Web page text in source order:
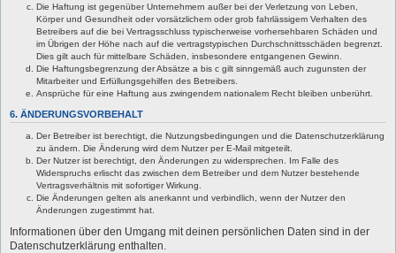
Die Haftung ist gegenüber Unternehmern außer bei der Verletzung von Leben,
Körper und Gesundheit oder vorsätzlichem oder grob fahrlässigem Verhalten des
Betreibers auf die bei Vertragsschluss typischerweise vorhersehbaren Schäden und
im Übrigen der Höhe nach auf die vertragstypischen Durchschnittsschäden begrenzt.
Dies gilt auch für mittelbare Schäden, insbesondere entgangenen Gewinn.
Die Haftungsbegrenzung der Absätze a bis c gilt sinngemäß auch zugunsten der
Mitarbeiter und Erfüllungsgehilfen des Betreibers.
Ansprüche für eine Haftung aus zwingendem nationalem Recht bleiben unberührt.
6. ÄNDERUNGSVORBEHALT
Der Betreiber ist berechtigt, die Nutzungsbedingungen und die Datenschutzerklärung
zu ändern. Die Änderung wird dem Nutzer per E-Mail mitgeteilt.
Der Nutzer ist berechtigt, den Änderungen zu widersprechen. Im Falle des
Widerspruchs erlischt das zwischen dem Betreiber und dem Nutzer bestehende
Vertragsverhältnis mit sofortiger Wirkung.
Die Änderungen gelten als anerkannt und verbindlich, wenn der Nutzer den
Änderungen zugestimmt hat.
Informationen über den Umgang mit deinen persönlichen Daten sind in der
Datenschutzerklärung enthalten.